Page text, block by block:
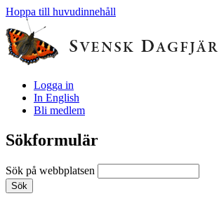
Hoppa till huvudinnehåll
Logga in
In English
Bli medlem
Sökformulär
Sök på webbplatsen